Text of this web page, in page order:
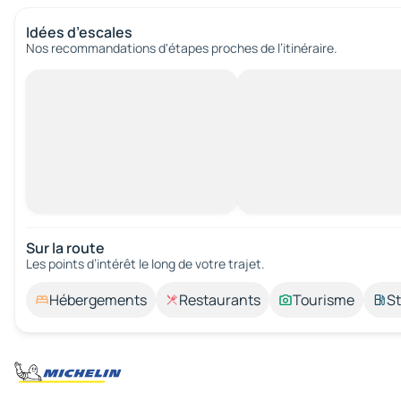
Idées d’escales
Nos recommandations d'étapes proches de l’itinéraire.
Sur la route
Les points d’intérêt le long de votre trajet.
Hébergements Restaurants Tourisme